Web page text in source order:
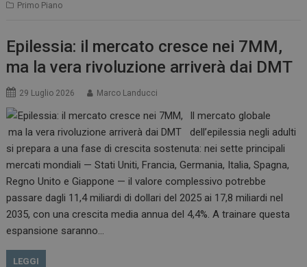
Primo Piano
Epilessia: il mercato cresce nei 7MM,
ma la vera rivoluzione arriverà dai DMT
29 Luglio 2026 Marco Landucci
Il mercato globale
dell’epilessia negli adulti
si prepara a una fase di crescita sostenuta: nei sette principali
mercati mondiali — Stati Uniti, Francia, Germania, Italia, Spagna,
Regno Unito e Giappone — il valore complessivo potrebbe
passare dagli 11,4 miliardi di dollari del 2025 ai 17,8 miliardi nel
2035, con una crescita media annua del 4,4%. A trainare questa
espansione saranno…
LEGGI